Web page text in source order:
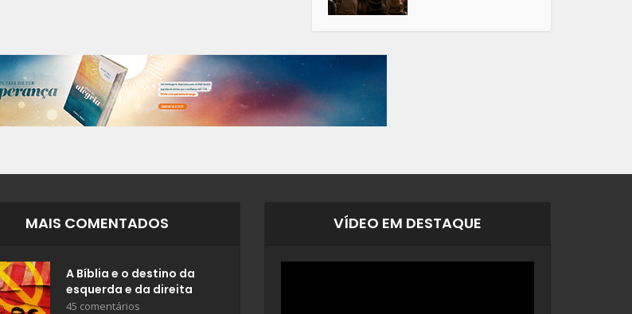
MAIS COMENTADOS
A Bíblia e o destino da
esquerda e da direita
45 comentários
VÍDEO EM DESTAQUE